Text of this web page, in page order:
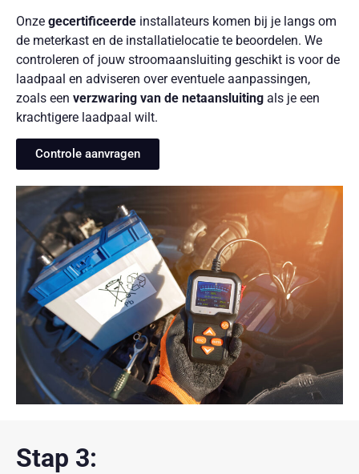
Onze gecertificeerde installateurs komen bij je langs om
de meterkast en de installatielocatie te beoordelen. We
controleren of jouw stroomaansluiting geschikt is voor de
laadpaal en adviseren over eventuele aanpassingen,
zoals een verzwaring van de netaansluiting als je een
krachtigere laadpaal wilt.
Controle aanvragen
Stap 3: